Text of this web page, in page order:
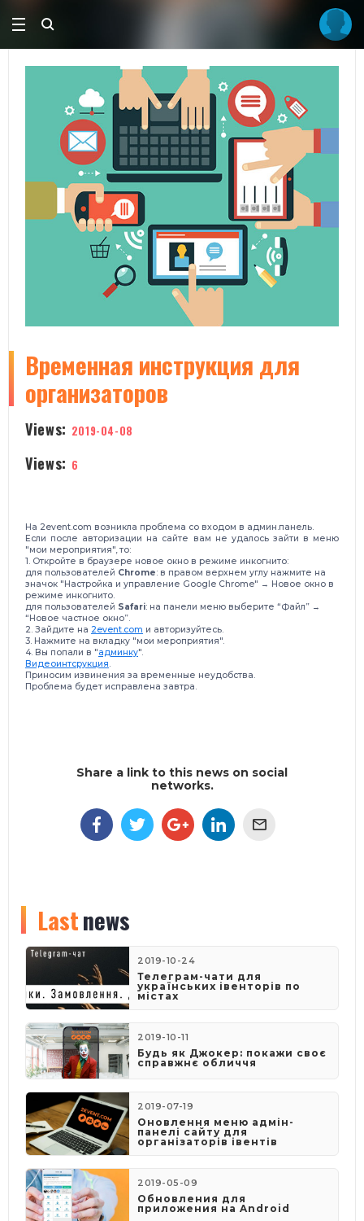
​Временная инструкция для
организаторов
Views: 2019-04-08
Views: 6
На 2event.com возникла проблема со входом в админ.панель.
Если после авторизации на сайте вам не удалось зайти в меню
"мои мероприятия", то:
1. Откройте в браузере новое окно в режиме инкогнито:
для пользователей Chrome: в правом верхнем углу нажмите на
значок "Настройка и управление Google Chrome" → Новое окно в
режиме инкогнито.
для пользователей Safari: на панели меню выберите “Файл” →
“Новое частное окно”.
2. Зайдите на 2event.com и авторизуйтесь.
3. Нажмите на вкладку "мои мероприятия".
4. Вы попали в "админку".
Видеоинтсрукция.
Приносим извинения за временные неудобства.
Проблема будет исправлена завтра.
Share a link to this news on social
networks.
Lastnews
2019-10-24
Телеграм-чати для
українських івенторів по
містах
2019-10-11
Будь як Джокер: покажи своє
справжнє обличчя
2019-07-19
Оновлення меню адмін-
панелі сайту для
організаторів івентів
2019-05-09
​Обновления для
приложения на Android